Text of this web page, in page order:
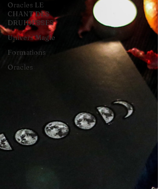
Oracles LE
CHANT DES
DRUIDESSES
Univers Magie
Formations
Oracles